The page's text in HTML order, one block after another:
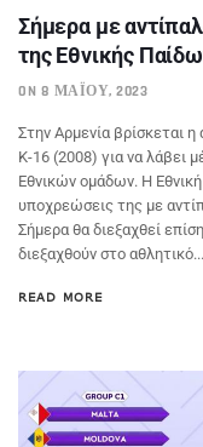
Σήμερα με
της Εθνικής
ON 8 ΜΑΪ́ΟΥ, 2023
Στην Αρμενία βρίσκεται
Κ-16 (2008) για να λάβει
Εθνικών ομάδων. Η
υποχρεώσεις της με
Σήμερα θα διεξαχθεί
διεξαχθούν στο αθλητικό...
READ MORE